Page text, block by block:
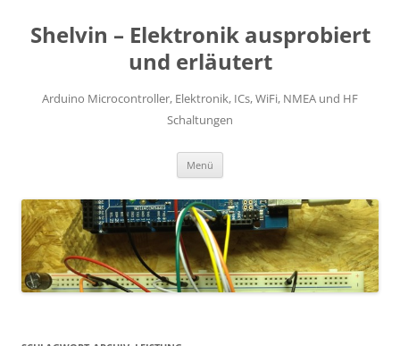
springen
Shelvin – Elektronik ausprobiert
und erläutert
Arduino Microcontroller, Elektronik, ICs, WiFi, NMEA und HF
Schaltungen
Menü